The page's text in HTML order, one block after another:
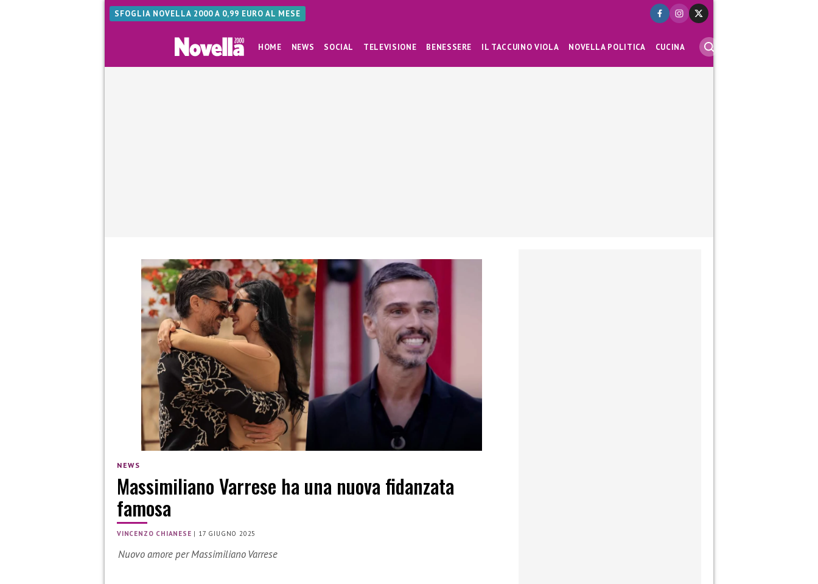
SFOGLIA NOVELLA 2000 A 0,99 EURO AL MESE
HOME NEWS SOCIAL TELEVISIONE BENESSERE IL TACCUINO VIOLA NOVELLA POLITICA CUCINA
NEWS
Massimiliano Varrese ha una nuova fidanzata
famosa
VINCENZO CHIANESE | 17 GIUGNO 2025
Nuovo amore per Massimiliano Varrese